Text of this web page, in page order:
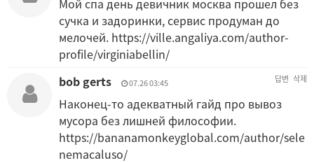
Мой спа день девичник москва прошел без
сучка и задоринки, сервис продуман до
мелочей. https://ville.angaliya.com/author-
profile/virginiabellin/
bob gerts
07.26 03:45 답변 삭제
Наконец-то адекватный гайд про вывоз
мусора без лишней философии.
https://bananamonkeyglobal.com/author/sele
nemacaluso/